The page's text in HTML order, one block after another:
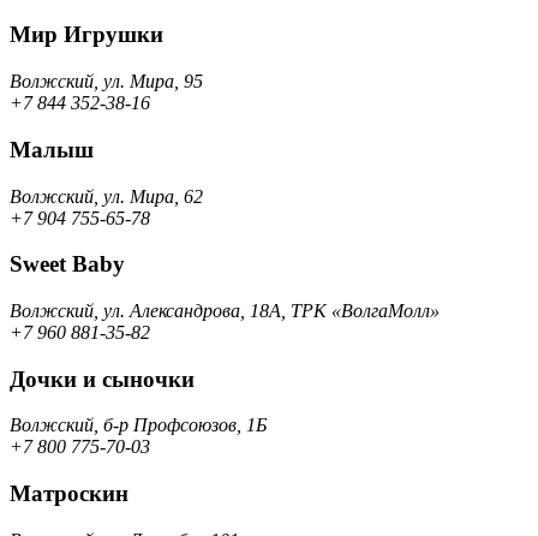
Мир Игрушки
Волжский, ул. Мира, 95
+7 844 352-38-16
Малыш
Волжский, ул. Мира, 62
+7 904 755-65-78
Sweet Baby
Волжский, ул. Александрова, 18А, ТРК «ВолгаМолл»
+7 960 881-35-82
Дочки и сыночки
Волжский, б-р Профсоюзов, 1Б
+7 800 775-70-03
Матроскин